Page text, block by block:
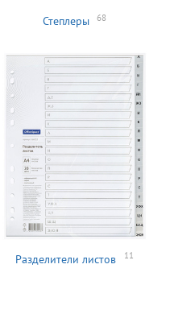
Степлеры 68
Разделители листов 11